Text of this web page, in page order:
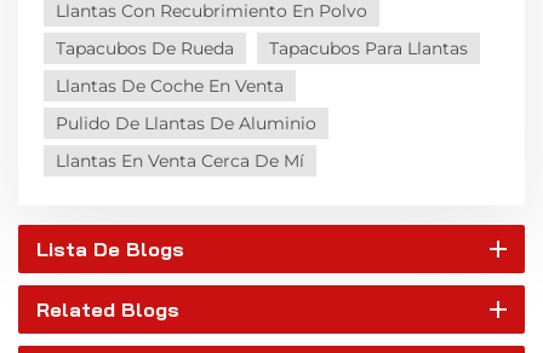
Llantas Con Recubrimiento En Polvo
Tapacubos De Rueda
Tapacubos Para Llantas
Llantas De Coche En Venta
Pulido De Llantas De Aluminio
Llantas En Venta Cerca De Mí
Lista De Blogs
Related Blogs